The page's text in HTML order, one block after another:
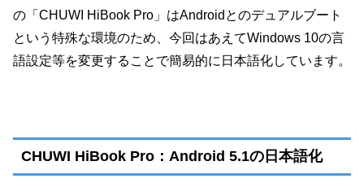
の「CHUWI HiBook Pro」はAndroidとのデュアルブート
という特殊な環境のため、今回はあえてWindows 10の言
語設定等を変更することで簡易的に日本語化しています。
CHUWI HiBook Pro：Android 5.1の日本語化